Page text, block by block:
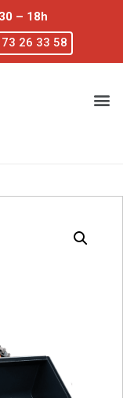
– 18h
26 33 58